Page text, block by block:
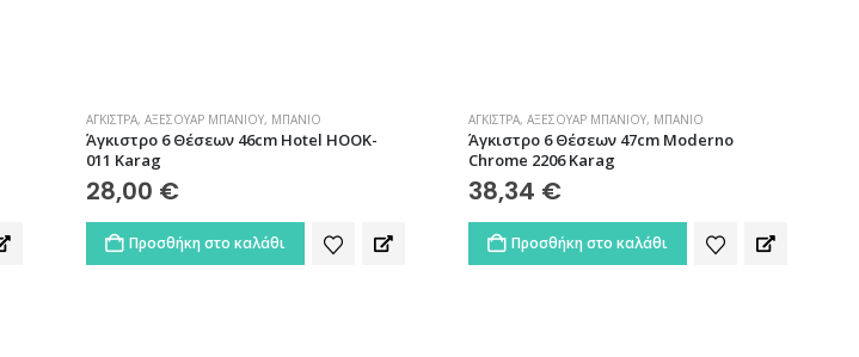
ΆΓΚΙΣΤΡΑ, ΑΞΕΣΟΥΆΡ ΜΠΆΝΙΟΥ, ΜΠΆΝΙΟ
Άγκιστρο 6 Θέσεων 46cm Hotel HOOK-
011 Karag
28,00 €
Προσθήκη στο καλάθι
ΆΓΚΙΣΤΡΑ, ΑΞΕΣΟΥΆΡ ΜΠΆΝΙΟΥ, ΜΠΆΝΙΟ
Άγκιστρο 6 Θέσεων 47cm Moderno
Chrome 2206 Karag
38,34 €
Προσθήκη στο καλάθι